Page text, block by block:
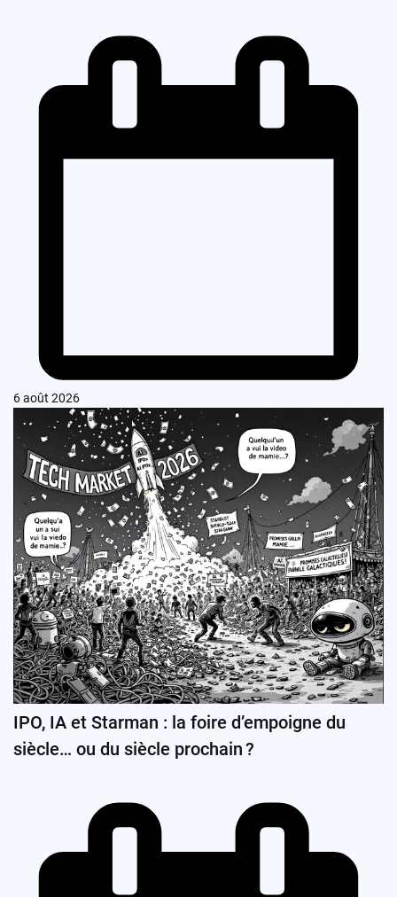
6 août 2026
IPO, IA et Starman : la foire d’empoigne du
siècle… ou du siècle prochain ?